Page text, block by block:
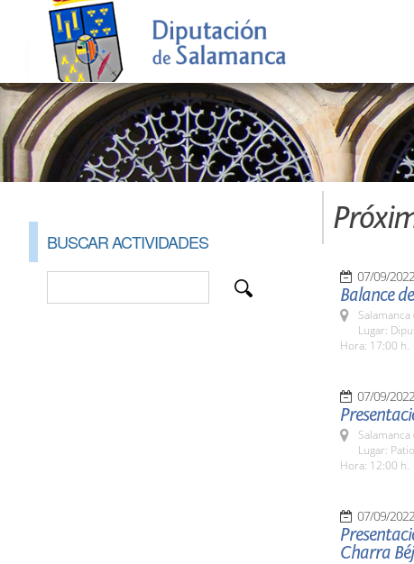
BUSCAR ACTIVIDADES
07/09/2022
Balance
Salamanca
Lugar:
Hora: 17:00 h.
07/09/2022
Salamanca
Lugar:
Hora: 12:00 h.
07/09/2022
Charra